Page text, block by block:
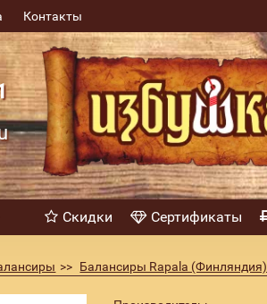
Контакты
Скидки Сертификаты
Балансиры Rapala (Финляндия)